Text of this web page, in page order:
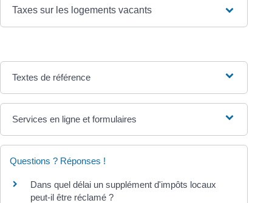
Taxes sur les logements vacants
Textes de référence
Services en ligne et formulaires
Questions ? Réponses !
Dans quel délai un supplément d'impôts locaux
peut-il être réclamé ?